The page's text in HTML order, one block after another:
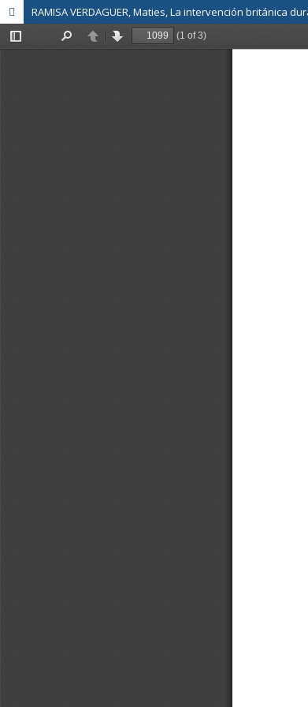
RAMISA VERDAGUER, Maties, La intervención británica